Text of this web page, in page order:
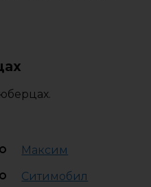
Максим
Ситимобил